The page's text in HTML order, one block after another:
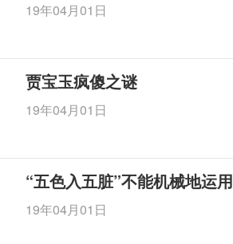
19年04月01日
贾宝玉疯傻之谜
19年04月01日
“五色入五脏”不能机械地运用
19年04月01日